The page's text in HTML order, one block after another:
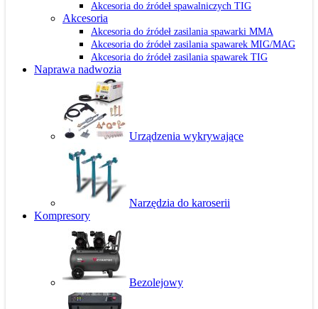
Akcesoria do źródeł spawalniczych TIG
Akcesoria
Akcesoria do źródeł zasilania spawarki MMA
Akcesoria do źródeł zasilania spawarek MIG/MAG
Akcesoria do źródeł zasilania spawarek TIG
Naprawa nadwozia
Urządzenia wykrywające
Narzędzia do karoserii
Kompresory
Bezolejowy